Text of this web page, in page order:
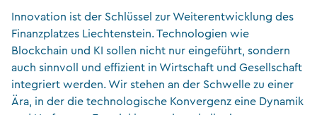
Innovation ist der Schlüssel zur Weiterentwicklung des
Finanzplatzes Liechtenstein. Technologien wie
Blockchain und KI sollen nicht nur eingeführt, sondern
auch sinnvoll und effizient in Wirtschaft und Gesellschaft
integriert werden. Wir stehen an der Schwelle zu einer
Ära, in der die technologische Konvergenz eine Dynamik